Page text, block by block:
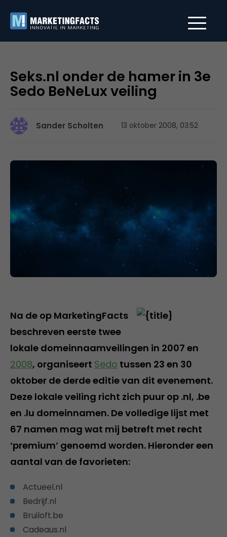
Seks.nl onder de hamer in 3e
Sedo BeNeLux veiling
Sander Scholten 13 oktober 2008, 03:52
Na de op MarketingFacts
beschreven eerste twee
lokale domeinnaamveilingen in 2007 en
2008, organiseert Sedo tussen 23 en 30
oktober de derde editie van dit evenement.
Deze lokale veiling richt zich puur op .nl, .be
en .lu domeinnamen. De volledige lijst met
67 namen mag wat mij betreft met recht
‘premium’ genoemd worden. Hieronder een
aantal van de favorieten:
Actueel.nl
Bedrijf.nl
Bruiloft.be
Cadeaus.nl